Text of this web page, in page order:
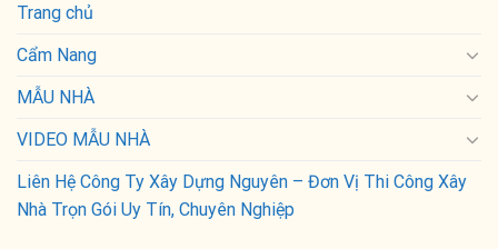
Trang chủ
Cẩm Nang
MẪU NHÀ
VIDEO MẪU NHÀ
Liên Hệ Công Ty Xây Dựng Nguyên – Đơn Vị Thi Công Xây
Nhà Trọn Gói Uy Tín, Chuyên Nghiệp